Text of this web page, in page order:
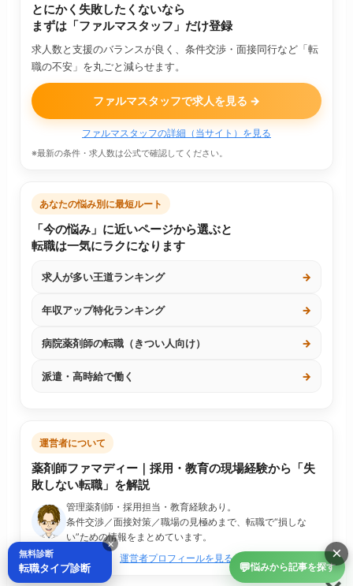
とにかく失敗したくないなら
まずは「ファルマスタッフ」だけ登録
求人数と支援のバランスが良く、条件交渉・面接同行など「転
職の不安」を丸ごと減らせます。
ファルマスタッフで求人を見る →
ファルマスタッフの詳細（当サイト）を見る
※最新の条件・求人数は公式で確認してください。
あなたの悩み別に最短ルート
「今の悩み」に近いページから選ぶと
転職は一気にラクになります
求人が多い王道ランキング →
年収アップ特化ランキング →
病院薬剤師の転職（きつい人向け） →
派遣・高時給で働く →
運営者について
薬剤師ファマディー｜採用・教育の現場経験から「失
敗しない転職」を解説
管理薬剤師・採用担当・教育経験あり。
条件交渉／面接対策／職場の見極めまで、転職で“損しな
い”ための情報をまとめています。
運営者プロフィールを見る
💬悩みから記事を探す
×
×
無料診断
転職タイプ診断